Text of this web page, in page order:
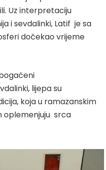
Uz interpretaciju
i sevdalinki, Latif je sa
dočekao vrijeme
lijepa su
koja u ramazanskim
oplemenjuju srca